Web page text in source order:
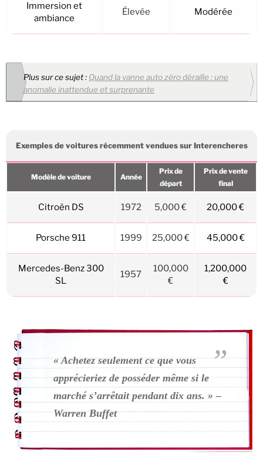
Immersion et
ambiance
Élevée Modérée
Plus sur ce sujet : Quand la vanne auto zéro déraille : une
anomalie inattendue et surprenante
Exemples de voitures récemment vendues sur Interencheres
Modèle de voiture Année
Prix de
départ
Prix de vente
final
Citroën DS 1972 5,000 € 20,000 €
Porsche 911 1999 25,000 € 45,000 €
Mercedes-Benz 300
SL
1957
100,000
€
1,200,000
€
« Achetez seulement ce que vous
apprécieriez de posséder même si le
marché s’arrêtait pendant dix ans. » –
Warren Buffet